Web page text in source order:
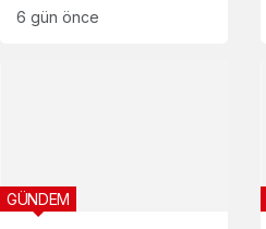
son tahmin
6 gün önce
GÜNDEM